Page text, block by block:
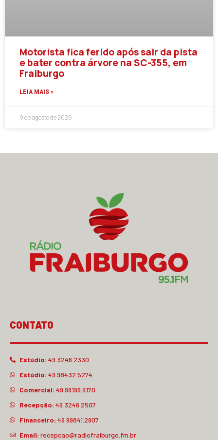
Motorista fica ferido após sair da pista
e bater contra árvore na SC-355, em
Fraiburgo
LEIA MAIS »
9 de agosto de 2026
CONTATO
Estúdio: 49 3246.2330
Estúdio: 49 98432.5274
Comercial: 49 99199.9170
Recepção: 49 3246.2507
Financeiro: 49 99841.2907
Email: recepcao@radiofraiburgo.fm.br